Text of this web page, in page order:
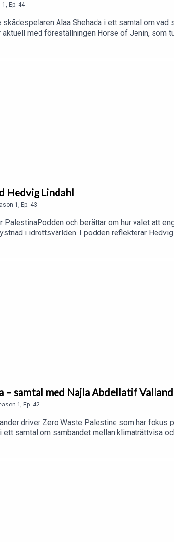
1 Ep. 44
Alaa Shehada i ett samtal om
aktuell med föreställningen Horse of Jenin, som
utsätts för ett folkmord och hans hemstad
kan jag göra oss mänskliga.”
Hedvig Lindahl
1 Ep. 43
PalestinaPodden och berättar om hur valet att
i idrottsvärlden. I podden reflekterar
– samtal med Najla Abdellatif
1 , Ep. 42
driver Zero Waste Palestine som har fokus
ett samtal om sambandet mellan klimaträttvisa